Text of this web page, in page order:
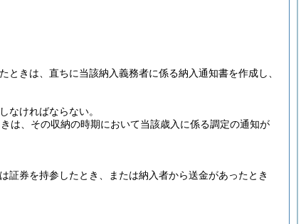
きは、直ちに当該納入義務者に係る納入通知書を作成し、
なければならない。
は、その収納の時期において当該歳入に係る調定の通知が
券を持参したとき、または納入者から送金があったとき